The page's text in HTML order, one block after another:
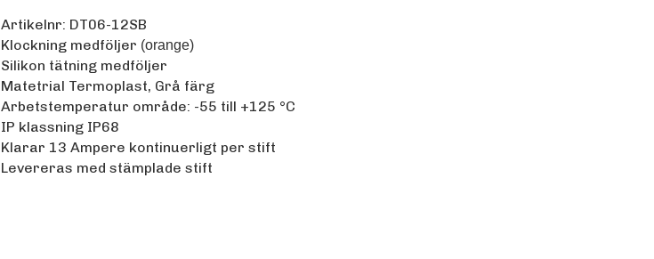
Artikelnr: DT06-12SB
Klockning medföljer (orange)
Silikon tätning medföljer
Matetrial Termoplast, Grå färg
Arbetstemperatur område: -55 till +125 °C
IP klassning IP68
Klarar 13 Ampere kontinuerligt per stift
Levereras med stämplade stift